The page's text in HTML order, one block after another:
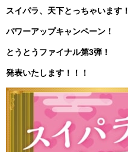
スイパラ、天下とっちゃいます！
パワーアップキャンペーン！
とうとうファイナル第3弾！
発表いたします！！！